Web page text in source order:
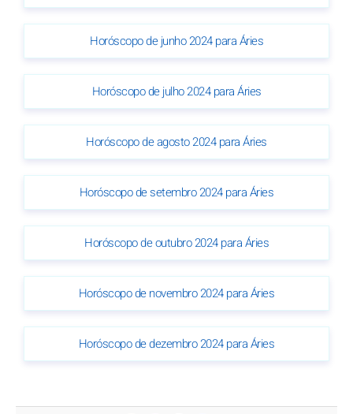
Horóscopo de junho 2024 para Áries
Horóscopo de julho 2024 para Áries
Horóscopo de agosto 2024 para Áries
Horóscopo de setembro 2024 para Áries
Horóscopo de outubro 2024 para Áries
Horóscopo de novembro 2024 para Áries
Horóscopo de dezembro 2024 para Áries